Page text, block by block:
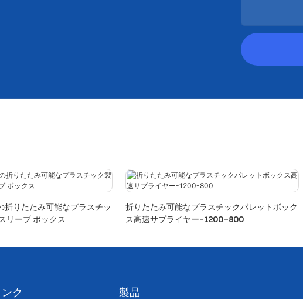
折りたたみ可能なプラスチッ
リーブ ボックス
折りたたみ可能なプラスチックパレットボック
ス高速サプライヤー-1200-800
ク 製品